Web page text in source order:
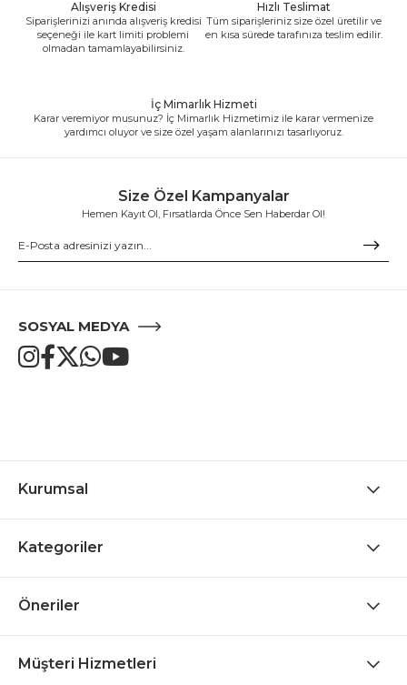
Alışveriş Kredisi
Siparişlerinizi anında alışveriş kredisi
seçeneği ile kart limiti problemi
olmadan tamamlayabilirsiniz.
Hızlı Teslimat
Tüm siparişleriniz size özel üretilir ve
en kısa sürede tarafınıza teslim edilir.
İç Mimarlık Hizmeti
Karar veremiyor musunuz? İç Mimarlık Hizmetimiz ile karar vermenize
yardımcı oluyor ve size özel yaşam alanlarınızı tasarlıyoruz.
Size Özel Kampanyalar
Hemen Kayıt Ol, Fırsatlarda Önce Sen Haberdar Ol!
SOSYAL MEDYA
Kurumsal
Kategoriler
Öneriler
Müşteri Hizmetleri